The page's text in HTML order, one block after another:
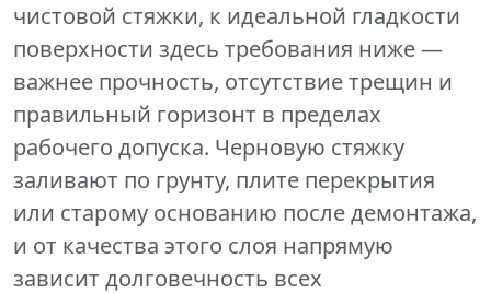
чистовой стяжки, к идеальной гладкости
поверхности здесь требования ниже —
важнее прочность, отсутствие трещин и
правильный горизонт в пределах
рабочего допуска. Черновую стяжку
заливают по грунту, плите перекрытия
или старому основанию после демонтажа,
и от качества этого слоя напрямую
зависит долговечность всех